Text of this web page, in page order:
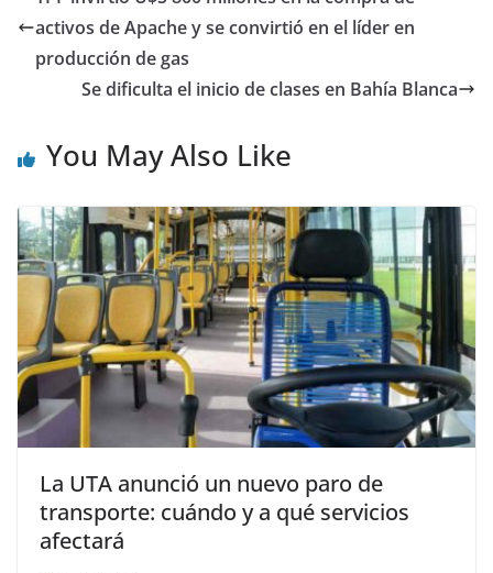
activos de Apache y se convirtió en el líder en
producción de gas
Se dificulta el inicio de clases en Bahía Blanca
You May Also Like
La UTA anunció un nuevo paro de
transporte: cuándo y a qué servicios
afectará